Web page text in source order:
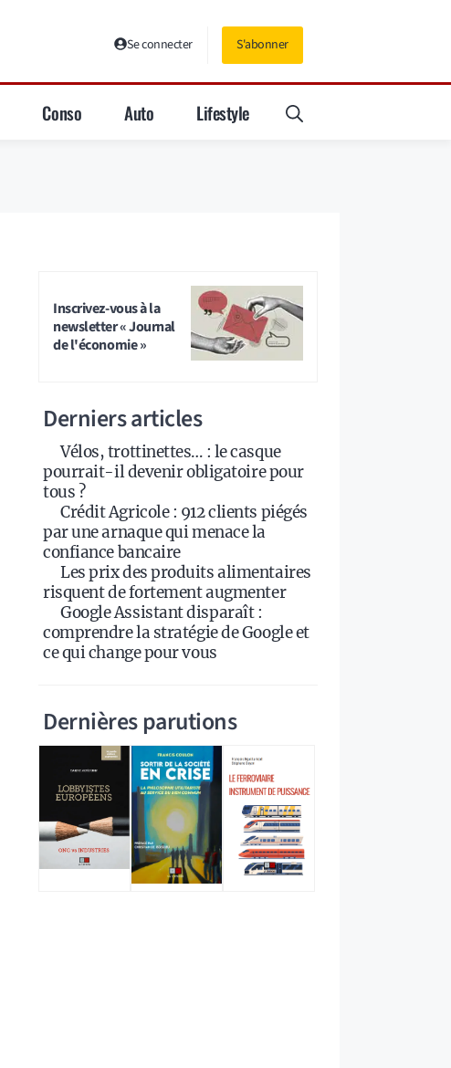
Se connecter S'abonner
Conso Auto Lifestyle
Inscrivez-vous à la
newsletter « Journal
de l'économie »
Derniers articles
Vélos, trottinettes… : le casque
pourrait-il devenir obligatoire pour
tous ?
Crédit Agricole : 912 clients piégés
par une arnaque qui menace la
confiance bancaire
Les prix des produits alimentaires
risquent de fortement augmenter
Google Assistant disparaît :
comprendre la stratégie de Google et
ce qui change pour vous
Dernières parutions